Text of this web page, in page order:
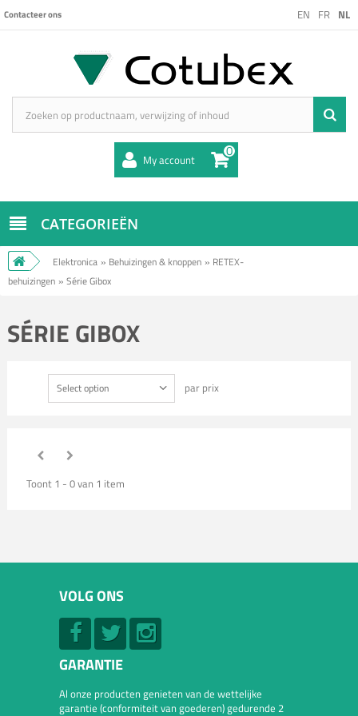
EN FR NL
Contacteer ons
My account 0
CATEGORIEËN
Elektronica » Behuizingen & knoppen » RETEX-
behuizingen » Série Gibox
SÉRIE GIBOX
Select option par prix
Toont 1 - 0 van 1 item
VOLG ONS
GARANTIE
Al onze producten genieten van de wettelijke
garantie (conformiteit van goederen) gedurende 2